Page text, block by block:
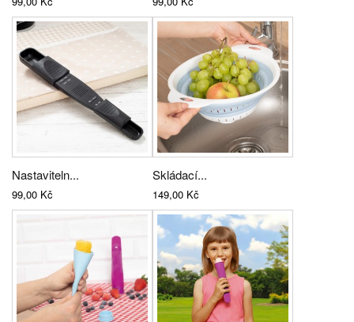
Nastaviteln...
99,00 Kč
Skládací...
149,00 Kč